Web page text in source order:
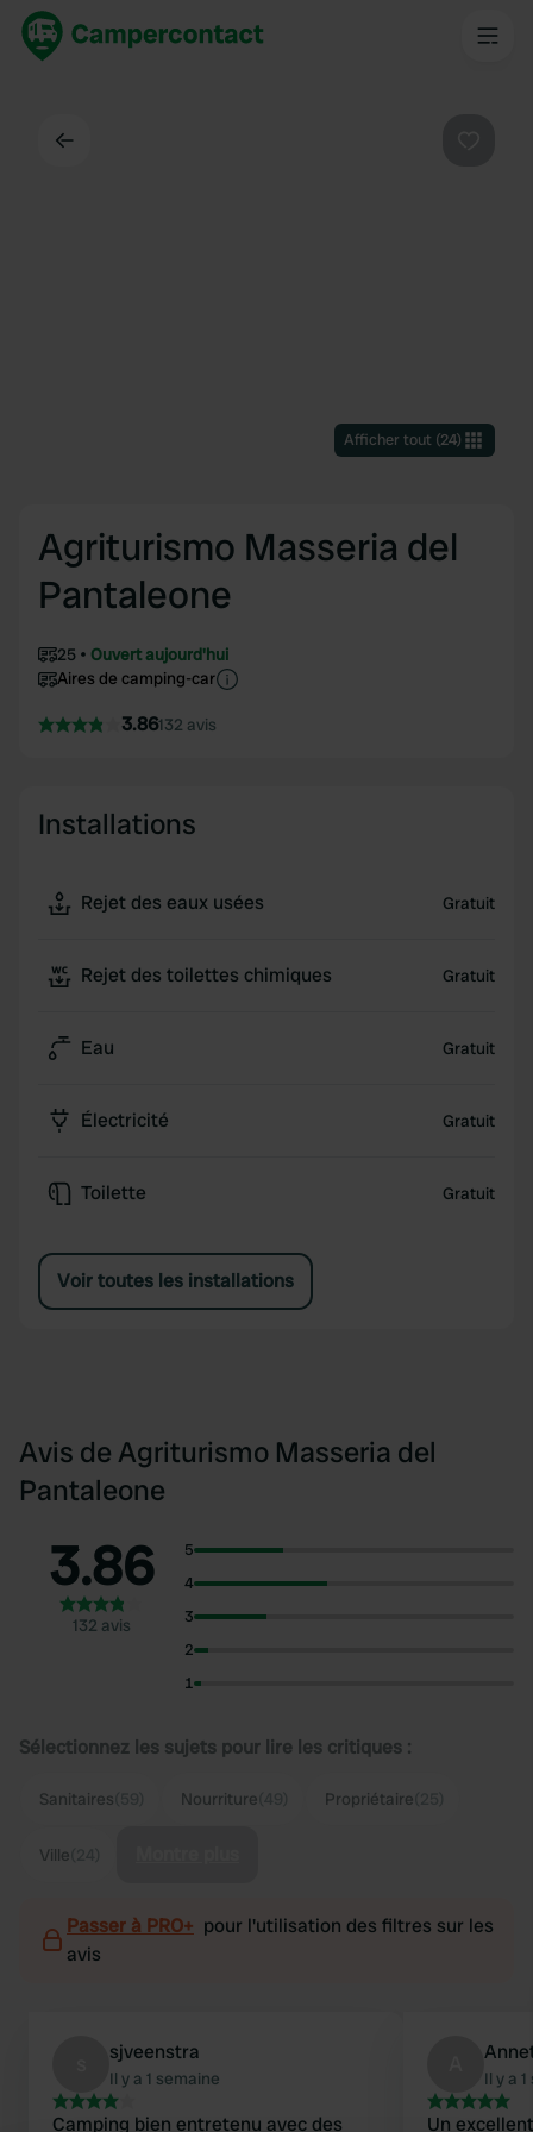
Afficher tout(24)
Agriturismo Masseria del
Pantaleone
25
Ouvert aujourd'hui
Aires de camping-car
3.86132 avis
Installations
Rejet des eaux usées Gratuit
Rejet des toilettes chimiques Gratuit
Eau Gratuit
Électricité Gratuit
Toilette Gratuit
Voir toutes les installations
Avis de Agriturismo Masseria del
Pantaleone
3.86
132 avis
5
4
3
2
1
Sélectionnez les sujets pour lire les critiques :
Sanitaires Nourriture Propriétaire
Ville
Passer à PRO+ pour l'utilisation des filtres sur les
avis
sjveenstra
Il y a 1 semaine
Camping bien entretenu avec des
Il y a
Un